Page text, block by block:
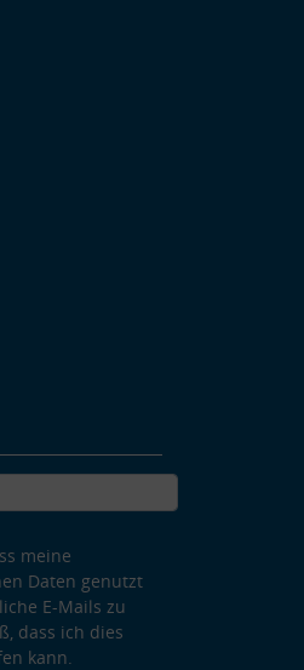
meine
Daten genutzt
E-Mails zu
dass ich dies
kann.